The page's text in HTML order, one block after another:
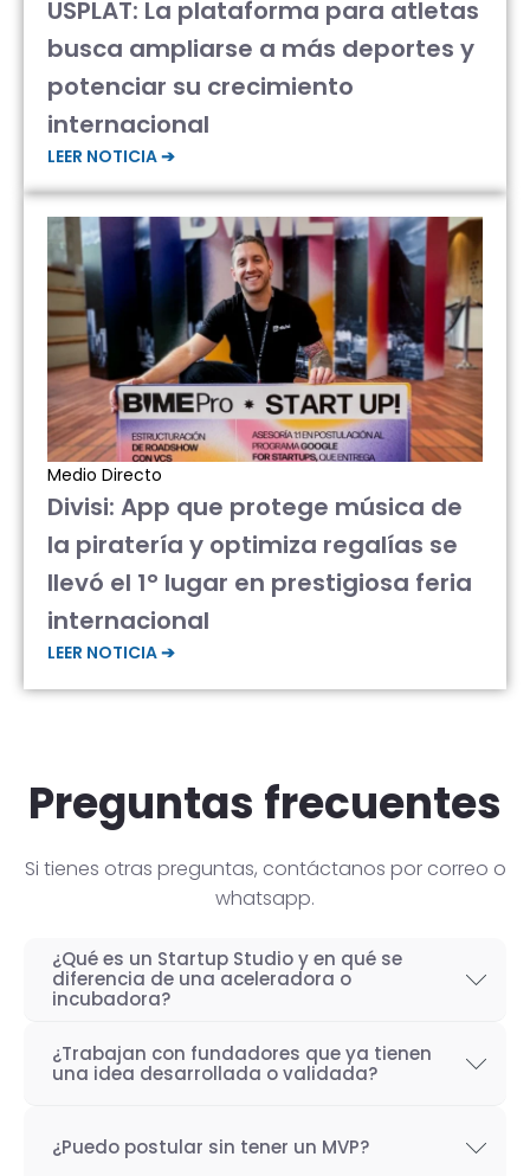
USPLAT: La plataforma para atletas
busca ampliarse a más deportes y
potenciar su crecimiento
internacional
LEER NOTICIA ➔
Medio Directo
Divisi: App que protege música de
la piratería y optimiza regalías se
llevó el 1° lugar en prestigiosa feria
internacional
LEER NOTICIA ➔
Preguntas frecuentes
Si tienes otras preguntas, contáctanos por correo o
whatsapp.
¿Qué es un Startup Studio y en qué se
diferencia de una aceleradora o
incubadora?
Un Startup Studio es una organización capaz
de construir startups de manera iterativa,
con experiencia. También se les conoce
¿Trabajan con fundadores que ya tienen
una idea desarrollada o validada?
Startup Studio es lograr un proceso iterativo
¿Puedo postular sin tener un MVP?